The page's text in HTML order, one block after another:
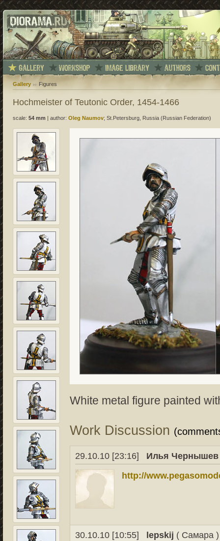
Gallery Figures
Hochmeister of Teutonic Order, 1454-1466
scale: 54 mm author: Oleg Naumov; St.Petersburg, Russia (Russian Federation)
White metal figure painted
Work Discussion
29.10.10 [23:16] Илья Чернышев
http://
30.10.10 [10:55] lepskij ( Самара )